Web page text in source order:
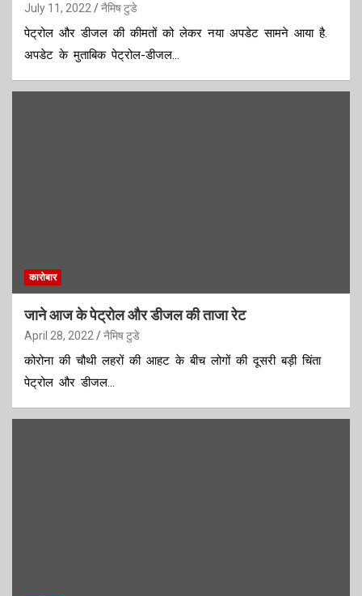
July 11, 2022 नैमिष टुडे
पेट्रोल और डीजल की कीमतों को लेकर नया अपडेट सामने आया है.
अपडेट के मुताबिक पेट्रोल-डीजल…
कारोबार
जाने आज के पेट्रोल और डीजल की ताजा रेट
April 28, 2022 नैमिष टुडे
कोरोना की चौथी लहरों की आहट के बीच लोगों की दूसरी बड़ी चिंता
पेट्रोल और डीजल…